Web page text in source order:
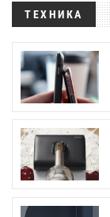
ТЕХНИКА